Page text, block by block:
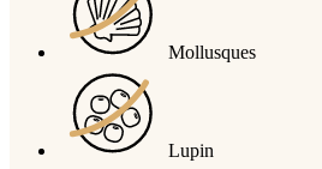
Mollusques
Lupin